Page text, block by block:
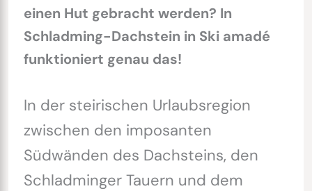
einen Hut gebracht werden? In
Schladming-Dachstein in Ski amadé
funktioniert genau das!
In der steirischen Urlaubsregion
zwischen den imposanten
Südwänden des Dachsteins, den
Schladminger Tauern und dem